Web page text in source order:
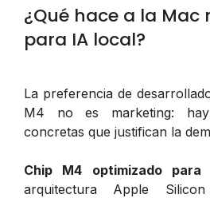
¿Qué hace a la
para IA local?
La preferencia de
M4 no es marketing: hay
concretas que justifican la
Chip M4 optimizado
arquitectura Apple